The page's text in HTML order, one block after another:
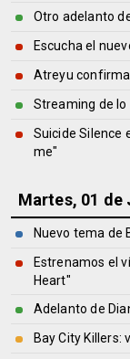
Otro adelanto
Escucha el
Atreyu
Streaming de
Suicide Silence
me"
Martes, 01 de
Nuevo tema de
Estrenamos el
Heart"
Adelanto de
Bay City Killers: